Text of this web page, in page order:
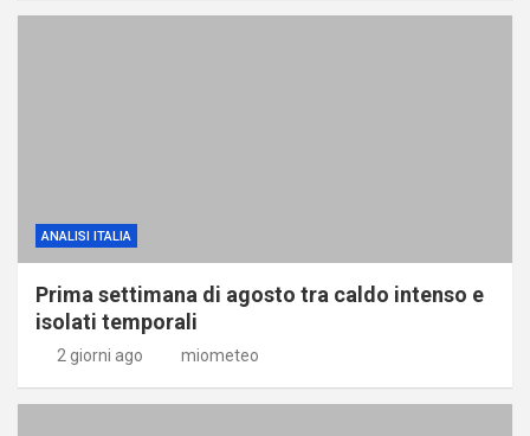
ANALISI ITALIA
Prima settimana di agosto tra caldo intenso e
isolati temporali
2 giorni ago miometeo